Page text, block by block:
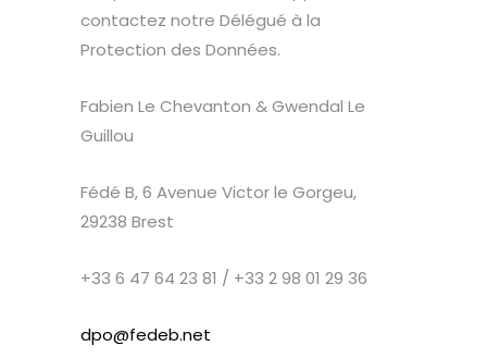
contactez notre Délégué à la
Protection des Données.
Fabien Le Chevanton & Gwendal Le
Guillou
Fédé B, 6 Avenue Victor le Gorgeu,
29238 Brest
+33 6 47 64 23 81 / +33 2 98 01 29 36
dpo@fedeb.net